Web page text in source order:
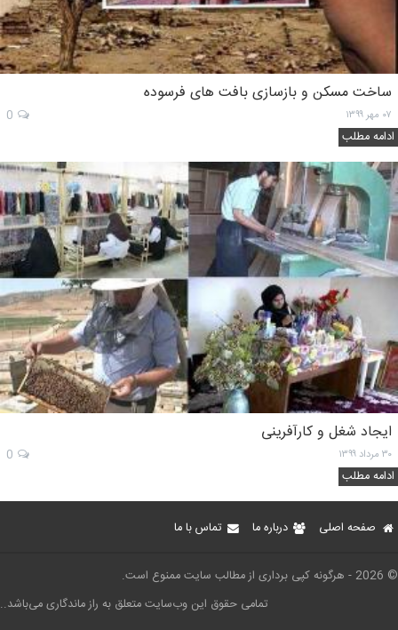
ساخت مسکن و بازسازی بافت های فرسوده
۰۷ مهر ۱۳۹۹
0
ادامه مطلب
ایجاد شغل و کارآفرینی
۳۰ مرداد ۱۳۹۹
0
ادامه مطلب
صفحه اصلی درباره ما تماس با ما
© 2026 - هرگونه کپی برداری از مطالب سایت ممنوع است.
تمامی حقوق این وب‌سایت متعلق به راز ماندگاری می‌باشد..